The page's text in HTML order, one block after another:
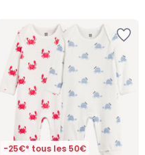
-25€* tous les 50€